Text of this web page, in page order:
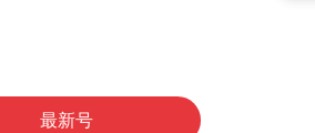
最新号